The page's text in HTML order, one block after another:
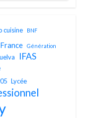
cuisine BNF
France Génération
IFAS
Lycée